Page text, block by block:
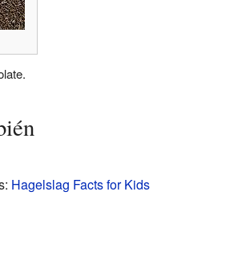
Hagelslag Facts for Kids